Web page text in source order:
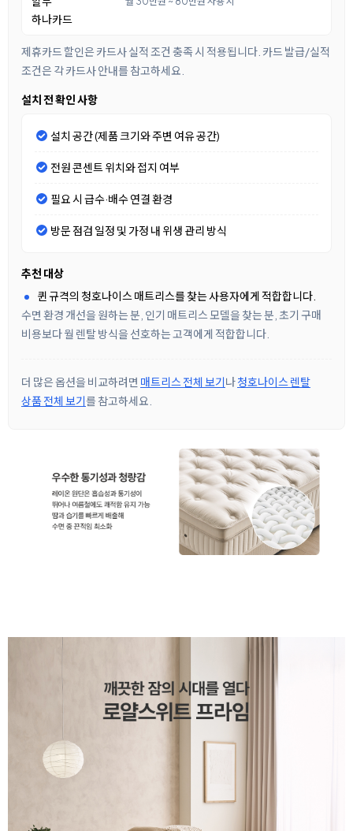
하나카드
제휴카드 할인은 카드사 실적 조건 충족 시 적용됩니다. 카드 발급/실적
조건은 각 카드사 안내를 참고하세요.
설치 전 확인 사항
설치 공간 (제품 크기와 주변 여유 공간)
전원 콘센트 위치와 접지 여부
필요 시 급수·배수 연결 환경
방문 점검 일정 및 가정 내 위생 관리 방식
추천 대상
퀸 규격의 청호나이스 매트리스를 찾는 사용자에게 적합합니다.
수면 환경 개선을 원하는 분, 인기 매트리스 모델을 찾는 분, 초기 구매
비용보다 월 렌탈 방식을 선호하는 고객에게 적합합니다.
더 많은 옵션을 비교하려면 매트리스 전체 보기나청호나이스 렌탈
상품 전체 보기를 참고하세요.